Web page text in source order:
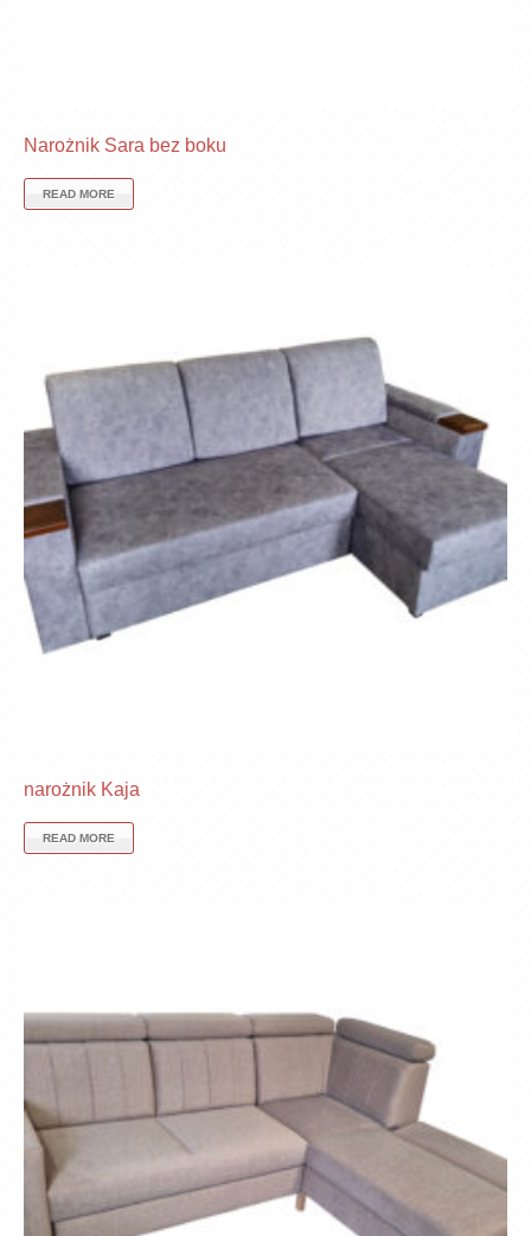
Narożnik Sara bez boku
READ MORE
narożnik Kaja
READ MORE